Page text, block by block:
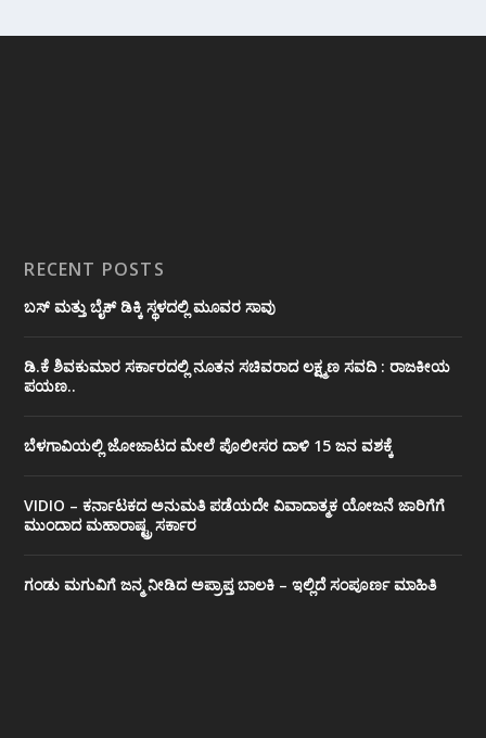
RECENT POSTS
ಬಸ್ ಮತ್ತು ಬೈಕ್ ಡಿಕ್ಕಿ ಸ್ಥಳದಲ್ಲಿ ಮೂವರ ಸಾವು
ಡಿ.ಕೆ ಶಿವಕುಮಾರ ಸರ್ಕಾರದಲ್ಲಿ ನೂತನ ಸಚಿವರಾದ ಲಕ್ಷ್ಮಣ ಸವದಿ : ರಾಜಕೀಯ
ಪಯಣ..
ಬೆಳಗಾವಿಯಲ್ಲಿ ಜೋಜಾಟದ ಮೇಲೆ ಪೊಲೀಸರ ದಾಳಿ 15 ಜನ ವಶಕ್ಕೆ
VIDIO – ಕರ್ನಾಟಕದ ಅನುಮತಿ ಪಡೆಯದೇ ವಿವಾದಾತ್ಮಕ ಯೋಜನೆ ಜಾರಿಗೆಗೆ
ಮುಂದಾದ ಮಹಾರಾಷ್ಟ್ರ ಸರ್ಕಾರ
ಗಂಡು ಮಗುವಿಗೆ ಜನ್ಮ ನೀಡಿದ ಅಪ್ರಾಪ್ತ ಬಾಲಕಿ – ಇಲ್ಲಿದೆ ಸಂಪೂರ್ಣ ಮಾಹಿತಿ